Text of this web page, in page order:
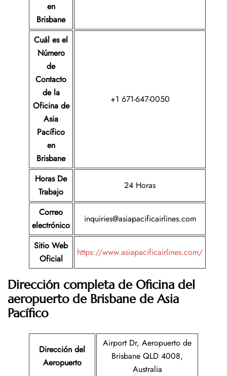
en
Brisbane
Cuál es el
Número
de
Contacto
de la
Oficina de
Asia
Pacífico
en
Brisbane
+1 671-647-0050
Horas De
Trabajo
24 Horas
Correo
electrónico
inquiries@asiapacificairlines.com
Sitio Web
Oficial
https://www.asiapacificairlines.com/
Dirección completa de Oficina del
aeropuerto de Brisbane de Asia
Pacífico
Dirección del
Aeropuerto
Airport Dr, Aeropuerto de
Brisbane QLD 4008,
Australia